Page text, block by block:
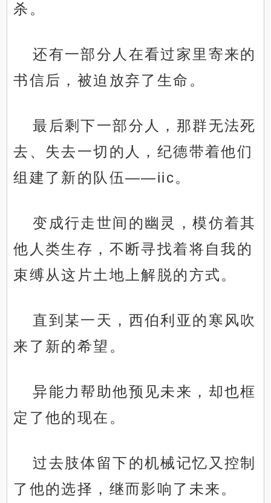
杀。
还有一部分人在看过家里寄来的
书信后，被迫放弃了生命。
最后剩下一部分人，那群无法死
去、失去一切的人，纪德带着他们
组建了新的队伍——iic。
变成行走世间的幽灵，模仿着其
他人类生存，不断寻找着将自我的
束缚从这片土地上解脱的方式。
直到某一天，西伯利亚的寒风吹
来了新的希望。
异能力帮助他预见未来，却也框
定了他的现在。
过去肢体留下的机械记忆又控制
了他的选择，继而影响了未来。